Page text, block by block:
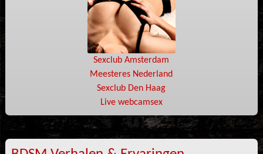
Sexclub Amsterdam
Meesteres Nederland
Sexclub Den Haag
Live webcamsex